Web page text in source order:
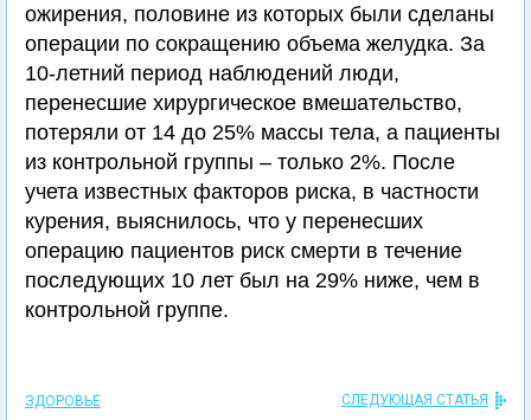
ожирения, половине из которых были сделаны
операции по сокращению объема желудка. За
10-летний период наблюдений люди,
перенесшие хирургическое вмешательство,
потеряли от 14 до 25% массы тела, а пациенты
из контрольной группы – только 2%. После
учета известных факторов риска, в частности
курения, выяснилось, что у перенесших
операцию пациентов риск смерти в течение
последующих 10 лет был на 29% ниже, чем в
контрольной группе.
ЗДОРОВЬЕ СЛЕДУЮЩАЯ СТАТЬЯ